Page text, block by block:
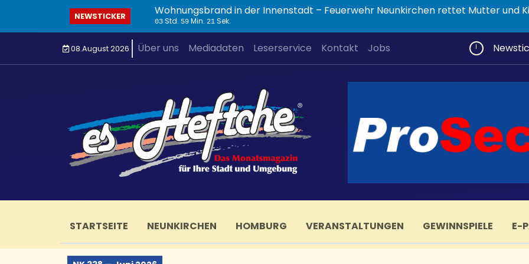
NEWSTICKER Wohnungsbrand in der Innenstadt – Feuerwehr Neunkirchen rettet Mutter und
03 Std. 59 Min. 23 Sek.
08.August 2026 Über uns Mediadaten Leserservice Kontakt Jobs
STARTSEITE NEUNKIRCHEN HOMBURG VERANSTALTUNGEN GEWINNSPIELE E-